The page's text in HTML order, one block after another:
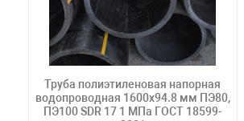
Труба полиэтиленовая напорная
водопроводная 1600х94.8 мм ПЭ80,
ПЭ100 SDR 17 1 МПа ГОСТ 18599-